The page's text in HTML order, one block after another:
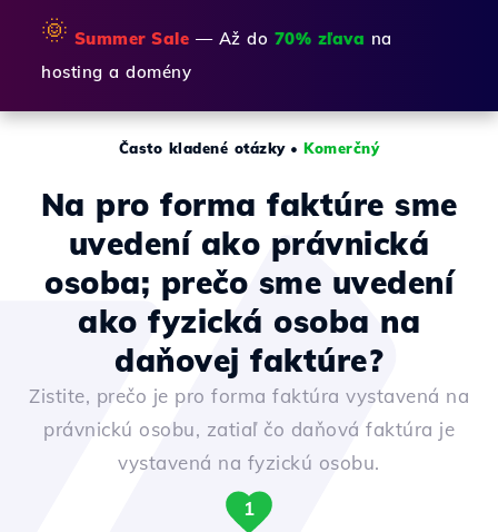
🌞 Summer Sale — Až do 70% zľava na
hosting a domény
Často kladené otázky•Komerčný
Na pro forma faktúre sme
uvedení ako právnická
osoba; prečo sme uvedení
ako fyzická osoba na
daňovej faktúre?
Zistite, prečo je pro forma faktúra vystavená na
právnickú osobu, zatiaľ čo daňová faktúra je
vystavená na fyzickú osobu.
1